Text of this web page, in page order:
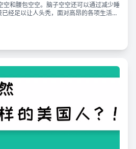
空和腰包空空。脑子空空还可以通过减少睡
经足以让人头秃，面对高昂的各项生活
了。 我们可以通过什么方法在基础的花